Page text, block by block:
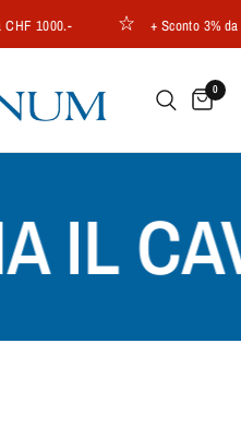
1000.- + Sconto 3% da
0